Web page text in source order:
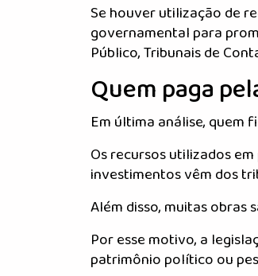
Se houver utilização de
governamental para
Público, Tribunais de
Quem paga
Em última análise, quem
Os recursos utilizados
investimentos vêm dos
Além disso, muitas obras
Por esse motivo, a
patrimônio político ou